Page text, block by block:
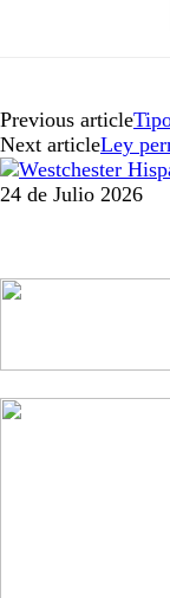
Previous article
Next articleLey
24 de Julio 2026